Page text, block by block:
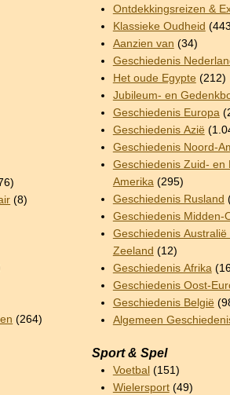
(8)
(264)
Ontdekkingsreizen &
Klassieke Oudheid
Aanzien van (34)
Geschiedenis
Het oude Egypte (212)
Jubileum- en
Geschiedenis Europa
Geschiedenis Azië
Geschiedenis Noord-
Geschiedenis Zuid- en
Amerika (295)
Geschiedenis Rusland
Geschiedenis Midden-
Geschiedenis Australië
Zeeland (12)
Geschiedenis Afrika
Geschiedenis Oost-
Geschiedenis België
Algemeen
Sport & Spel
Voetbal(151)
Wielersport(49)